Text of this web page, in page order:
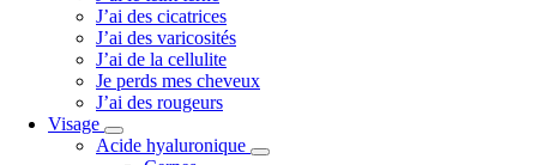
J’ai des cicatrices
J’ai des varicosités
J’ai de la cellulite
Je perds mes cheveux
J’ai des rougeurs
Visage
Acide hyaluronique